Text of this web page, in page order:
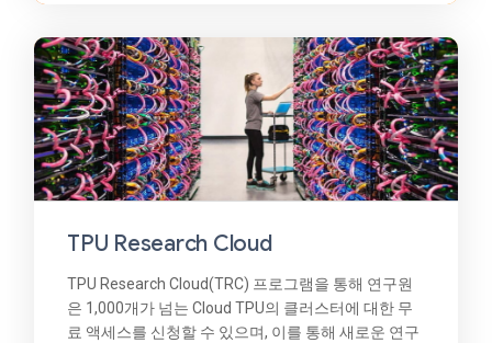
TPU Research Cloud
TPU Research Cloud(TRC) 프로그램을 통해 연구원
은 1,000개가 넘는 Cloud TPU의 클러스터에 대한 무
료 액세스를 신청할 수 있으며, 이를 통해 새로운 연구